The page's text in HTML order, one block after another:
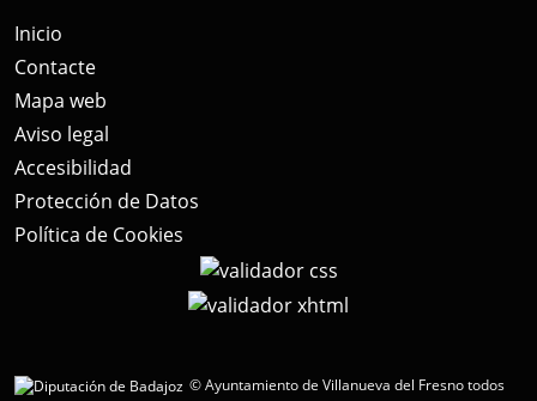
Inicio
Contacte
Mapa web
Aviso legal
Accesibilidad
Protección de Datos
Política de Cookies
© Ayuntamiento de Villanueva del Fresno todos